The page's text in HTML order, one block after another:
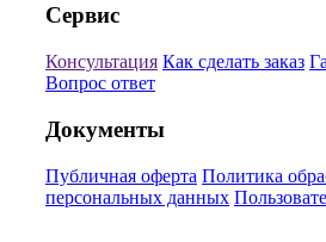
Сервис
Консультация Как сделать заказ
Вопрос ответ
Документы
Публичная оферта Политика
персональных данных